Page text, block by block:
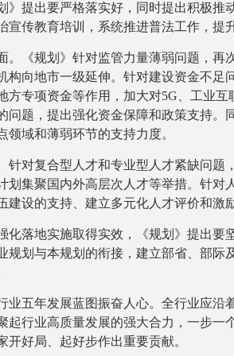
》提出要严格落实好，同时提出积极推
宣传教育培训，系统推进普法工作，提
。《规划》针对监管力量薄弱问题，再
构向地市一级延伸。针对建设资金不足
方专项资金等作用，加大对5G、工业
问题，提出强化资金保障和政策支持。
域和薄弱环节的支持力度。
针对复合型人才和专业型人才紧缺问题
划集聚国内外高层次人才等举措。针对
建设的支持、建立多元化人才评价和激
化落地实施取得实效，《规划》提出要
规划与本规划的衔接，建立部省、部际
业五年发展蓝图振奋人心。全行业应
起行业高质量发展的强大合力，一步一
好局、起好步作出重要贡献。